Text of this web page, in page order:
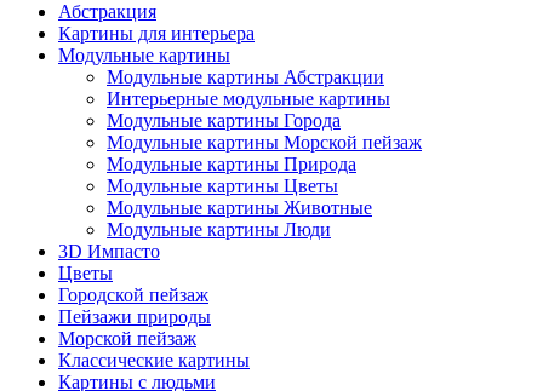
Абстракция
Картины для интерьера
Модульные картины
Модульные картины Абстракции
Интерьерные модульные картины
Модульные картины Города
Модульные картины Морской пейзаж
Модульные картины Природа
Модульные картины Цветы
Модульные картины Животные
Модульные картины Люди
3D Импасто
Цветы
Городской пейзаж
Пейзажи природы
Морской пейзаж
Классические картины
Картины с людьми